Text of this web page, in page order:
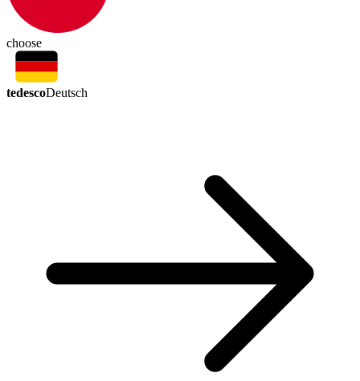
choose
tedescoDeutsch